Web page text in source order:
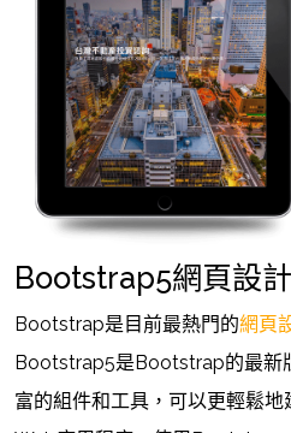
Bootstrap5網頁設計
Bootstrap是目前最熱門的網頁
Bootstrap5是Bootstrap的最新
富的組件和工具，可以更輕鬆